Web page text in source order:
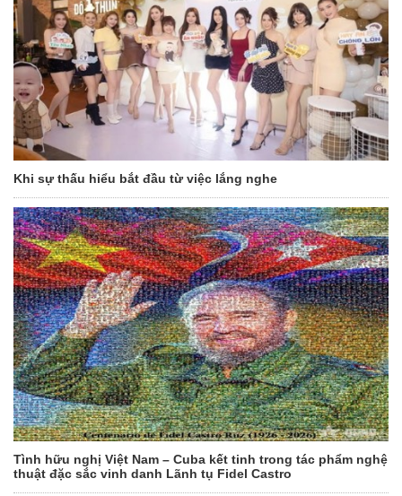
Khi sự thấu hiểu bắt đầu từ việc lắng nghe
Tình hữu nghị Việt Nam – Cuba kết tinh trong tác phẩm nghệ
thuật đặc sắc vinh danh Lãnh tụ Fidel Castro